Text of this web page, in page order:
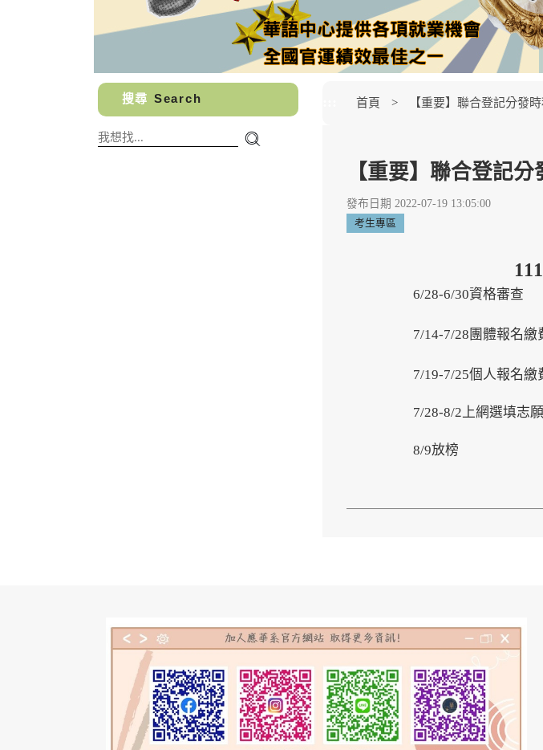
搜尋 Search 首頁 【重要】聯合登記分發
【重要】聯合登記
發布日期 2022-07-19 13:05:00
考生專區
6/28-6/30資格審查
7/14-7/28團體報名繳
7/19-7/25個人報名繳
7/28-8/2上網選填志
8/9放榜